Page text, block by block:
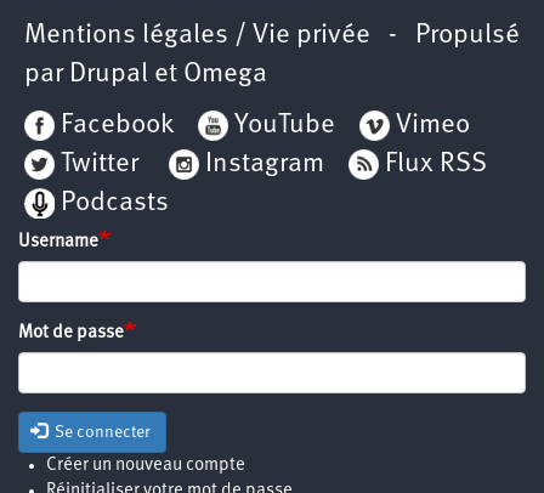
Mentions légales / Vie privée - Propulsé
par Drupal et Omega
Facebook
YouTube
Vimeo
Twitter
Instagram
Flux RSS
Podcasts
Username
Mot de passe
Se connecter
Créer un nouveau compte